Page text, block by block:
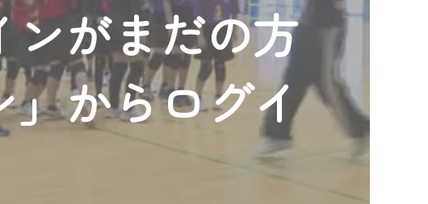
ンがまだの方
」からログイ
ます。
す。